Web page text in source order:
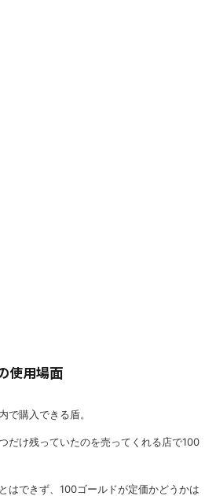
使用場面
で購入できる盾。
だけ残っていたのを売ってくれる店で100
はできず、100ゴールドが定価かどうかは